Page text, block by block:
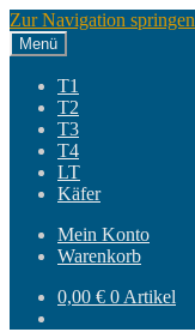
Zur Navigation springen
Menü
T1
T2
T3
T4
LT
Käfer
Mein Konto
Warenkorb
0,00 € 0 Artikel